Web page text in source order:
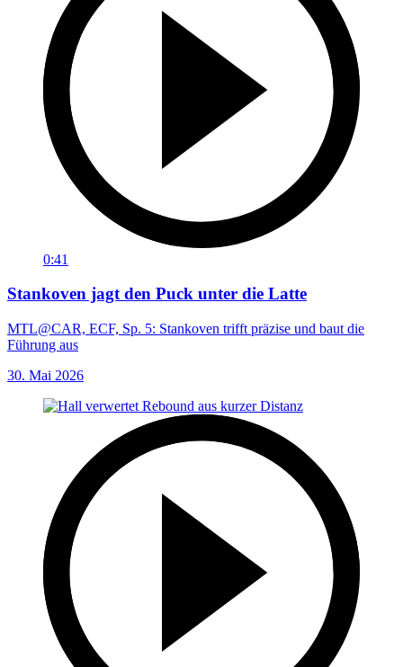
0:41
Stankoven jagt den Puck unter die Latte
MTL@CAR, ECF, Sp. 5: Stankoven trifft präzise und baut die
Führung aus
30. Mai 2026